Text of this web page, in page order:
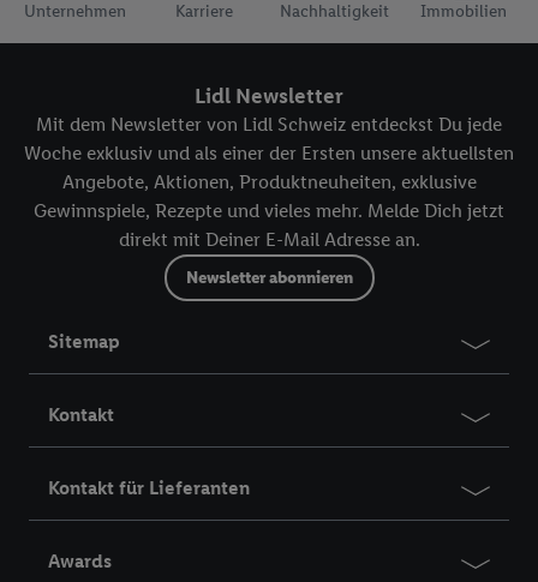
Unternehmen Karriere Nachhaltigkeit Immobilien
Lidl Newsletter
Mit dem Newsletter von Lidl Schweiz entdeckst Du jede
Woche exklusiv und als einer der Ersten unsere aktuellsten
Angebote, Aktionen, Produktneuheiten, exklusive
Gewinnspiele, Rezepte und vieles mehr. Melde Dich jetzt
direkt mit Deiner E-Mail Adresse an.
Newsletter abonnieren
Sitemap
Kontakt
Kontakt für Lieferanten
Awards